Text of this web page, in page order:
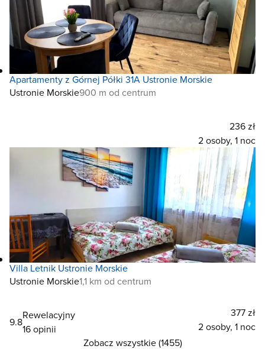
Apartamenty z Górnej Półki 31A Ustronie Morskie
Ustronie Morskie900 m od centrum
236 zł
2 osoby, 1 noc
Villa Letnik Ustronie Morskie
Ustronie Morskie1,1 km od centrum
9.8
Rewelacyjny
16 opinii
377 zł
2 osoby, 1 noc
Zobacz wszystkie (1455)